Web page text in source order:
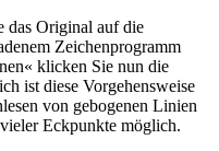
das Original auf die
Zeichenprogramm
klicken Sie nun die
ist diese Vorgehensweise
von gebogenen Linien
Eckpunkte möglich.